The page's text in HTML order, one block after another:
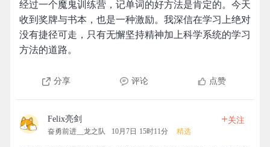
经过一个魔鬼训练营，记单词的好方法是肯定的。今天
收到奖牌与书本，也是一种激励。我深信在学习上绝对
没有捷径可走，只有无懈坚持精神加上科学系统的学习
方法的道路。
分享 评论 点赞
Felix亮剑
奋勇前进__龙之队 10月7日 15时11分 精选
+关注